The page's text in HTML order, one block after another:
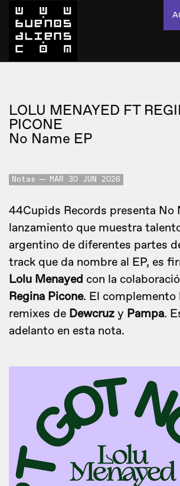
LOLU MENAYED FT
PICONE
No Name EP
Notas MAR 30 JUN 2026
44Cupids Records presenta No
lanzamiento que muestra
argentino de diferentes partes
track que da nombre al EP, es
Lolu Menayed con la
Regina Picone. El complemento
remixes de Dewcruz y Pampa.
adelanto en esta nota.